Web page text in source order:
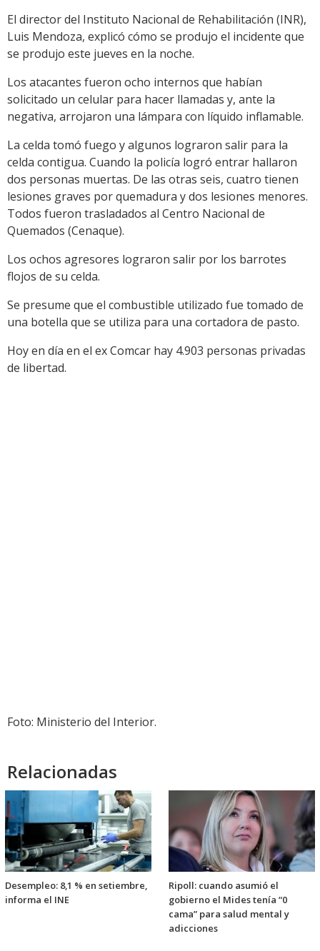
El director del Instituto Nacional de Rehabilitación (INR),
Luis Mendoza, explicó cómo se produjo el incidente que
se produjo este jueves en la noche.
Los atacantes fueron ocho internos que habían
solicitado un celular para hacer llamadas y, ante la
negativa, arrojaron una lámpara con líquido inflamable.
La celda tomó fuego y algunos lograron salir para la
celda contigua. Cuando la policía logró entrar hallaron
dos personas muertas. De las otras seis, cuatro tienen
lesiones graves por quemadura y dos lesiones menores.
Todos fueron trasladados al Centro Nacional de
Quemados (Cenaque).
Los ochos agresores lograron salir por los barrotes
flojos de su celda.
Se presume que el combustible utilizado fue tomado de
una botella que se utiliza para una cortadora de pasto.
Hoy en día en el ex Comcar hay 4.903 personas privadas
de libertad.
Foto: Ministerio del Interior.
Relacionadas
Desempleo: 8,1 % en setiembre,
informa el INE
Ripoll: cuando asumió el
gobierno el Mides tenía “0
cama” para salud mental y
adicciones